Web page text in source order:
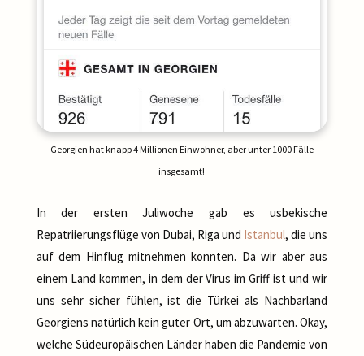
Georgien hat knapp 4 Millionen Einwohner, aber unter 1000 Fälle
insgesamt!
In der ersten Juliwoche gab es usbekische
Repatriierungsflüge von Dubai, Riga und Istanbul, die uns
auf dem Hinflug mitnehmen konnten. Da wir aber aus
einem Land kommen, in dem der Virus im Griff ist und wir
uns sehr sicher fühlen, ist die Türkei als Nachbarland
Georgiens natürlich kein guter Ort, um abzuwarten. Okay,
welche Südeuropäischen Länder haben die Pandemie von